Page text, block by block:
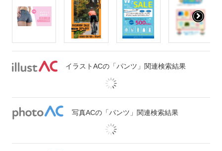
イラストACの「パンツ」関連検索結果
写真ACの「パンツ」関連検索結果